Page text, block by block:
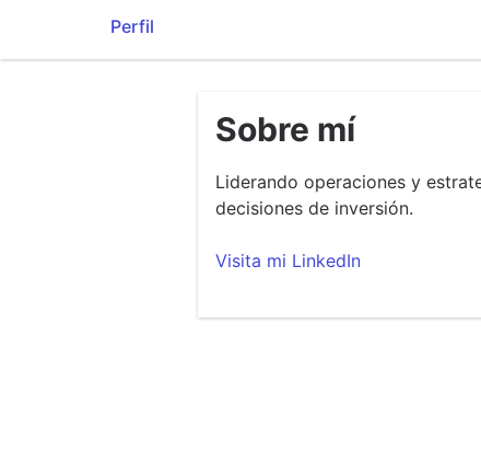
Perfil
Sobre mí
Liderando operaciones y
decisiones de inversión.
Visita mi LinkedIn